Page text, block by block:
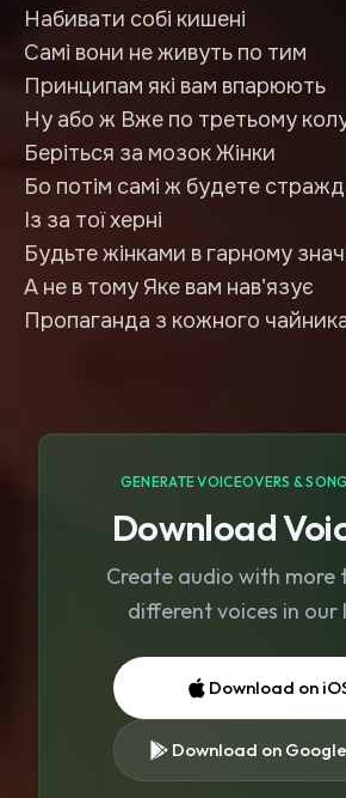
Набивати собі кишені
Самі вони не живуть по тим
Принципам які вам впарюють
Ну або ж Вже по третьому
Беріться за мозок Жінки
Бо потім самі ж будете
Із за тої херні
Будьте жінками в гарному
А не в тому Яке вам нав'язує
GENERATE VOICEOVERS &
Download
Create audio with more
different voices in our
Download on
Download on